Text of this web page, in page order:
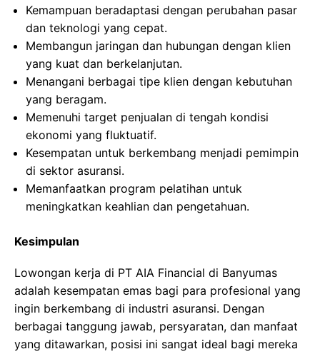
Kemampuan beradaptasi dengan perubahan pasar
dan teknologi yang cepat.
Membangun jaringan dan hubungan dengan klien
yang kuat dan berkelanjutan.
Menangani berbagai tipe klien dengan kebutuhan
yang beragam.
Memenuhi target penjualan di tengah kondisi
ekonomi yang fluktuatif.
Kesempatan untuk berkembang menjadi pemimpin
di sektor asuransi.
Memanfaatkan program pelatihan untuk
meningkatkan keahlian dan pengetahuan.
Kesimpulan
Lowongan kerja di PT AIA Financial di Banyumas
adalah kesempatan emas bagi para profesional yang
ingin berkembang di industri asuransi. Dengan
berbagai tanggung jawab, persyaratan, dan manfaat
yang ditawarkan, posisi ini sangat ideal bagi mereka